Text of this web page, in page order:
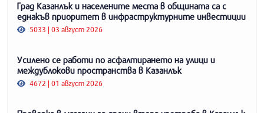
Град Казанлък и населените места в общината са с
еднакъв приоритет в инфраструктурните инвестиции
5033 | 03 август 2026
Усилено се работи по асфалтирането на улици и
междублокови пространства в Казанлък
4672 | 01 август 2026